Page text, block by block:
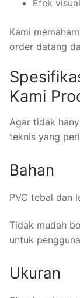
Efek
Kami
order datang
Kami
Agar tidak
teknis yang
Bahan
PVC tebal dan
Tidak mudah
untuk
Ukuran